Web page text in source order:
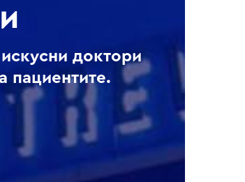
доктори
пациентите.